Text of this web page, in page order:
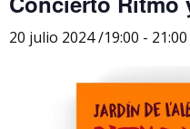
20 julio 2024 /19:00 - 21:00